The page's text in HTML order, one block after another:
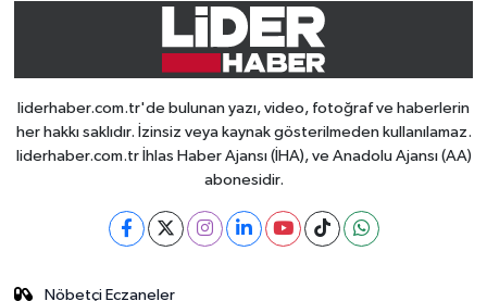
liderhaber.com.tr'de bulunan yazı, video, fotoğraf ve haberlerin
her hakkı saklıdır. İzinsiz veya kaynak gösterilmeden kullanılamaz.
liderhaber.com.tr İhlas Haber Ajansı (İHA), ve Anadolu Ajansı (AA)
abonesidir.
Nöbetçi Eczaneler